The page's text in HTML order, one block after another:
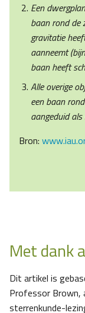
Een
baan rond de
gravitatie
aanneemt
baan heeft
Alle overige
een baan
aangeduid
Bron:
Met dank
Dit artikel is
Professor Brown,
sterrenkunde-